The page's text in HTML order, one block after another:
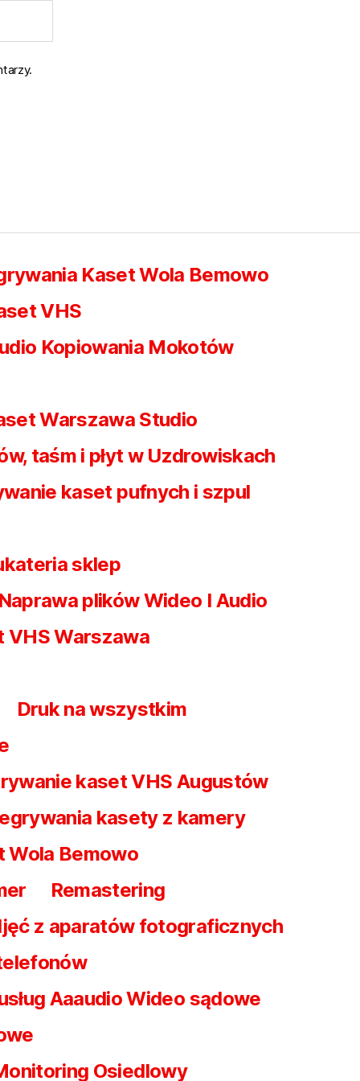
Kaset Wola Bemowo
VHS
Kopiowania Mokotów
Warszawa Studio
taśm i płyt w Uzdrowiskach
kaset pufnych i szpul
sklep
plików Wideo I Audio
Warszawa
Druk na wszystkim
kaset VHS Augustów
kasety z kamery
Wola Bemowo
Remastering
z aparatów fotograficznych
Aaaudio Wideo sądowe
Osiedlowy